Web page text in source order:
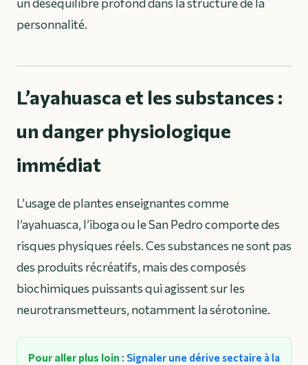
personnalité.
L’ayahuasca et les substances :
un danger physiologique
immédiat
L’usage de plantes enseignantes comme
l’ayahuasca, l’iboga ou le San Pedro comporte des
risques physiques réels. Ces substances ne sont pas
des produits récréatifs, mais des composés
biochimiques puissants qui agissent sur les
neurotransmetteurs, notamment la sérotonine.
Pour aller plus loin : Signaler une dérive sectaire à la